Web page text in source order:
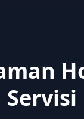
Servisi